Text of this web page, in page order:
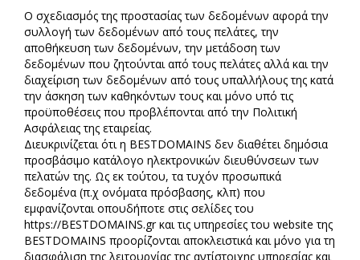
Ο σχεδιασμός της προστασίας των δεδομένων αφορά την
συλλογή των δεδομένων από τους πελάτες, την
αποθήκευση των δεδομένων, την μετάδοση των
δεδομένων που ζητούνται από τους πελάτες αλλά και την
διαχείριση των δεδομένων από τους υπαλλήλους της κατά
την άσκηση των καθηκόντων τους και μόνο υπό τις
προϋποθέσεις που προβλέπονται από την Πολιτική
Ασφάλειας της εταιρείας.
Διευκρινίζεται ότι η BESTDOMAINS δεν διαθέτει δημόσια
προσβάσιμο κατάλογο ηλεκτρονικών διευθύνσεων των
πελατών της. Ως εκ τούτου, τα τυχόν προσωπικά
δεδομένα (π.χ ονόματα πρόσβασης, κλπ) που
εμφανίζονται οπουδήποτε στις σελίδες του
https://BESTDOMAINS.gr και τις υπηρεσίες του website της
BESTDOMAINS προορίζονται αποκλειστικά και μόνο για τη
διασφάλιση της λειτουργίας της αντίστοιχης υπηρεσίας και